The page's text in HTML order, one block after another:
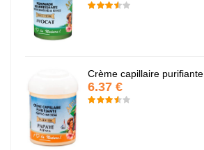
Crème capillaire purifiante
6.37 €